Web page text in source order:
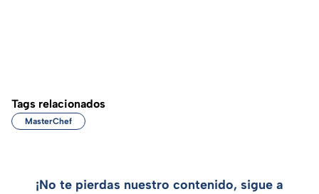
Tags relacionados
MasterChef
¡No te pierdas nuestro contenido, sigue a